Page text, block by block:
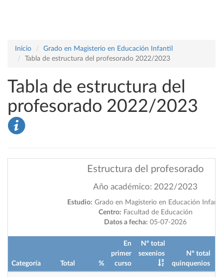
Inicio
Grado en Magisterio en Educación Infantil
Tabla de estructura del profesorado 2022/2023
Tabla de estructura del
profesorado 2022/2023
Estructura del profesorado
Año académico: 2022/2023
Estudio: Grado en Magisterio en Educación
Centro: Facultad de Educación
Datos a fecha: 05-07-2026
Categoría Total %
En
primer
curso
Nº total
sexenios
Nº total
quinquenios